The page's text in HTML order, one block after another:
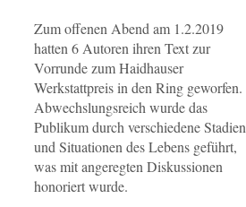
Zum offenen Abend am 1.2.2019
hatten 6 Autoren ihren Text zur
Vorrunde zum Haidhauser
Werkstattpreis in den Ring geworfen.
Abwechslungsreich wurde das
Publikum durch verschiedene Stadien
und Situationen des Lebens geführt,
was mit angeregten Diskussionen
honoriert wurde.